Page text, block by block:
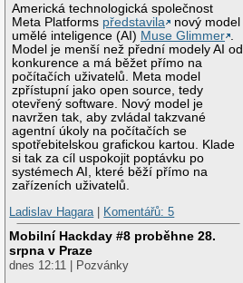
Americká technologická společnost
Meta Platforms představila
nový model
umělé inteligence (AI) Muse Glimmer
Model je menší než přední modely AI od
konkurence a má běžet přímo na
počítačích uživatelů. Meta model
zpřístupní jako open source, tedy
otevřený software. Nový model je
navržen tak, aby zvládal takzvané
agentní úkoly na počítačích se
spotřebitelskou grafickou kartou. Klade
si tak za cíl uspokojit poptávku po
systémech AI, které běží přímo na
zařízeních uživatelů.
Ladislav Hagara| Komentářů: 5
Mobilní Hackday #8 proběhne 28.
srpna v Praze
dnes 12:11 | Pozvánky